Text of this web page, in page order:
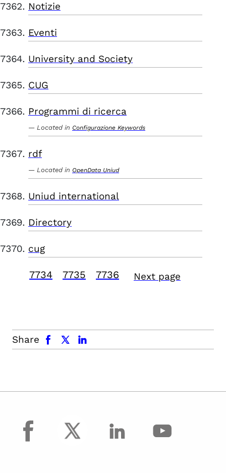
Notizie
Eventi
University and Society
CUG
Programmi di ricerca
Located in Configurazione Keywords
rdf
Located in OpenData Uniud
Uniud international
Directory
cug
7734 7735 7736 Next page
Share
facebook x.com linkedin
facebook